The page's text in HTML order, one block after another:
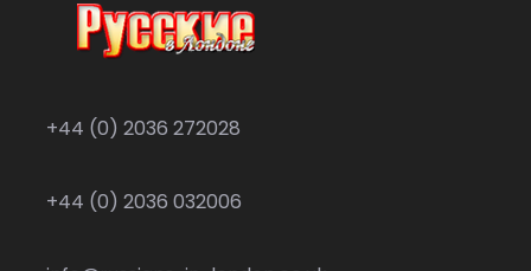
+44 (0) 2036 272028
+44 (0) 2036 032006